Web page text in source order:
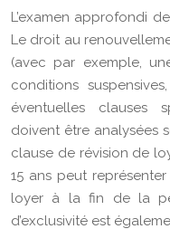
L’examen approfondi
Le droit au
(avec par exemple,
conditions
éventuelles clauses
doivent être analysées
clause de révision de
15 ans peut
loyer à la fin de la
d’exclusivité est